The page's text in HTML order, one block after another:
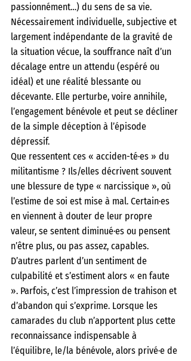
passionnément…) du sens de sa vie.
Nécessairement individuelle, subjective et
largement indépendante de la gravité de
la situation vécue, la souffrance naît d’un
décalage entre un attendu (espéré ou
idéal) et une réalité blessante ou
décevante. Elle perturbe, voire annihile,
l’engagement bénévole et peut se décliner
de la simple déception à l’épisode
dépressif.
Que ressentent ces « acciden-té·es » du
militantisme ? Ils/elles décrivent souvent
une blessure de type « narcissique », où
l’estime de soi est mise à mal. Certain·es
en viennent à douter de leur propre
valeur, se sentent diminué·es ou pensent
n’être plus, ou pas assez, capables.
D’autres parlent d’un sentiment de
culpabilité et s’estiment alors « en faute
». Parfois, c’est l’impression de trahison et
d’abandon qui s’exprime. Lorsque les
camarades du club n’apportent plus cette
reconnaissance indispensable à
l’équilibre, le/la bénévole, alors privé·e de